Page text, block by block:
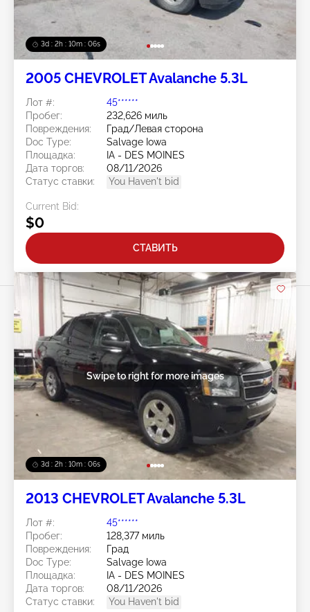
3d : 2h : 10m : 03s
2005 CHEVROLET Avalanche 5.3L
Лот #:
45******
Пробег:
232,626 миль
Повреждения:
Град/Левая сторона
Doc Type:
Salvage Iowa
Площадка:
IA - DES MOINES
Дата торгов:
08/11/2026
Статус ставки:
You Haven't bid
Current Bid:
$0
СТАВИТЬ
3d : 2h : 10m : 03s
Swipe to right for more images
2013 CHEVROLET Avalanche 5.3L
Лот #:
45******
Пробег:
128,377 миль
Повреждения:
Град
Doc Type:
Salvage Iowa
Площадка:
IA - DES MOINES
Дата торгов:
08/11/2026
Статус ставки:
You Haven't bid